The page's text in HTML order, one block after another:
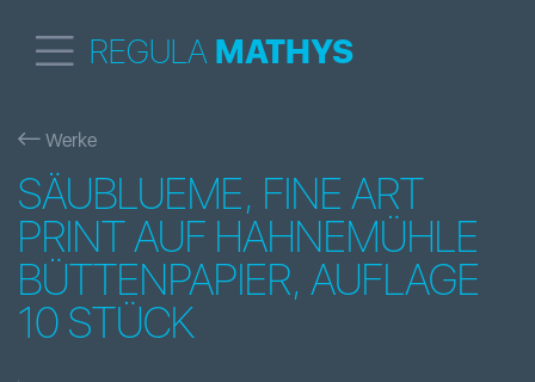
REGULA MATHYS
Werke
SÄUBLUEME, FINE ART
PRINT AUF HAHNEMÜHLE
BÜTTENPAPIER, AUFLAGE
10 STÜCK